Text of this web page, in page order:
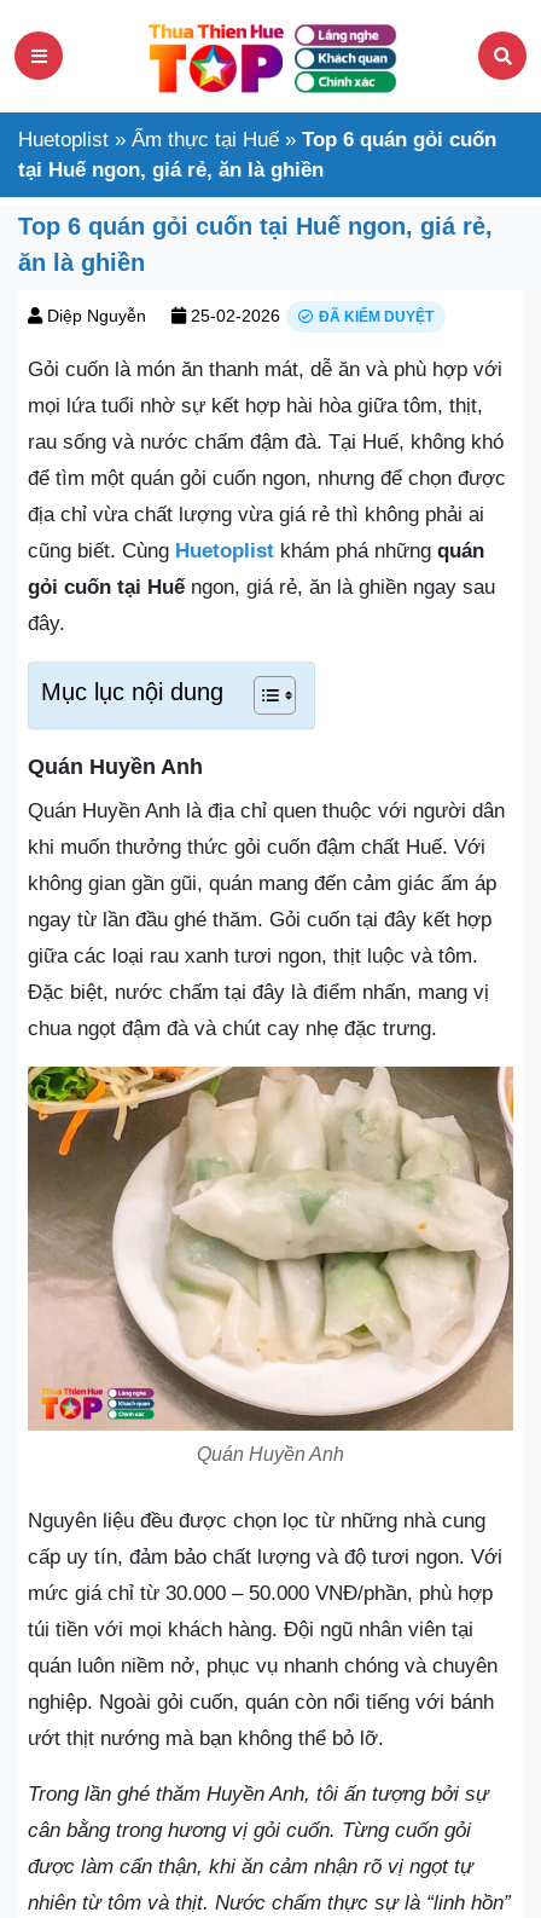
Huetoplist » Ẩm thực tại Huế » Top 6 quán gỏi cuốn
tại Huế ngon, giá rẻ, ăn là ghiền
Top 6 quán gỏi cuốn tại Huế ngon, giá rẻ,
ăn là ghiền
Diệp Nguyễn 25-02-2026 ĐÃ KIỂM DUYỆT
Gỏi cuốn là món ăn thanh mát, dễ ăn và phù hợp với
mọi lứa tuổi nhờ sự kết hợp hài hòa giữa tôm, thịt,
rau sống và nước chấm đậm đà. Tại Huế, không khó
để tìm một quán gỏi cuốn ngon, nhưng để chọn được
địa chỉ vừa chất lượng vừa giá rẻ thì không phải ai
cũng biết. Cùng Huetoplist khám phá những quán
gỏi cuốn tại Huếngon, giá rẻ, ăn là ghiền ngay sau
đây.
Mục lục nội dung
Quán Huyền Anh
Quán Huyền Anh là địa chỉ quen thuộc với người dân
khi muốn thưởng thức gỏi cuốn đậm chất Huế. Với
không gian gần gũi, quán mang đến cảm giác ấm áp
ngay từ lần đầu ghé thăm. Gỏi cuốn tại đây kết hợp
giữa các loại rau xanh tươi ngon, thịt luộc và tôm.
Đặc biệt, nước chấm tại đây là điểm nhấn, mang vị
chua ngọt đậm đà và chút cay nhẹ đặc trưng.
Quán Huyền Anh
Nguyên liệu đều được chọn lọc từ những nhà cung
cấp uy tín, đảm bảo chất lượng và độ tươi ngon. Với
mức giá chỉ từ 30.000 – 50.000 VNĐ/phần, phù hợp
túi tiền với mọi khách hàng. Đội ngũ nhân viên tại
quán luôn niềm nở, phục vụ nhanh chóng và chuyên
nghiệp. Ngoài gỏi cuốn, quán còn nổi tiếng với bánh
ướt thịt nướng mà bạn không thể bỏ lỡ.
Trong lần ghé thăm Huyền Anh, tôi ấn tượng bởi sự
cân bằng trong hương vị gỏi cuốn. Từng cuốn gỏi
được làm cẩn thận, khi ăn cảm nhận rõ vị ngọt tự
nhiên từ tôm và thịt. Nước chấm thực sự là “linh hồn”